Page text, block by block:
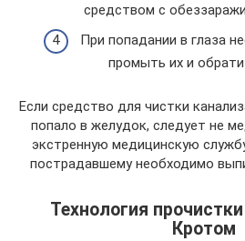
средством с
При попадании в глаза
промыть их и
Если средство для чистки
попало в желудок, следует не
экстренную медицинскую
пострадавшему необходимо
Технология
Кротом